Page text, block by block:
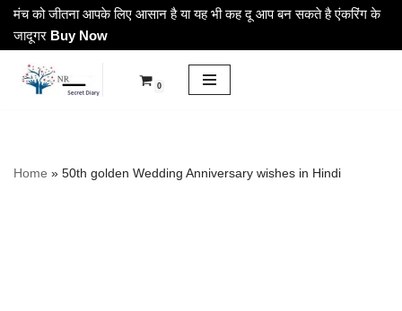
Skip
content
मंच को जीतना आपके लिए आसान है या यह भी कह दू आप बन सकते है एंकरिंग के
जादूगर Buy Now
0
Home » 50th golden Wedding Anniversary wishes in Hindi